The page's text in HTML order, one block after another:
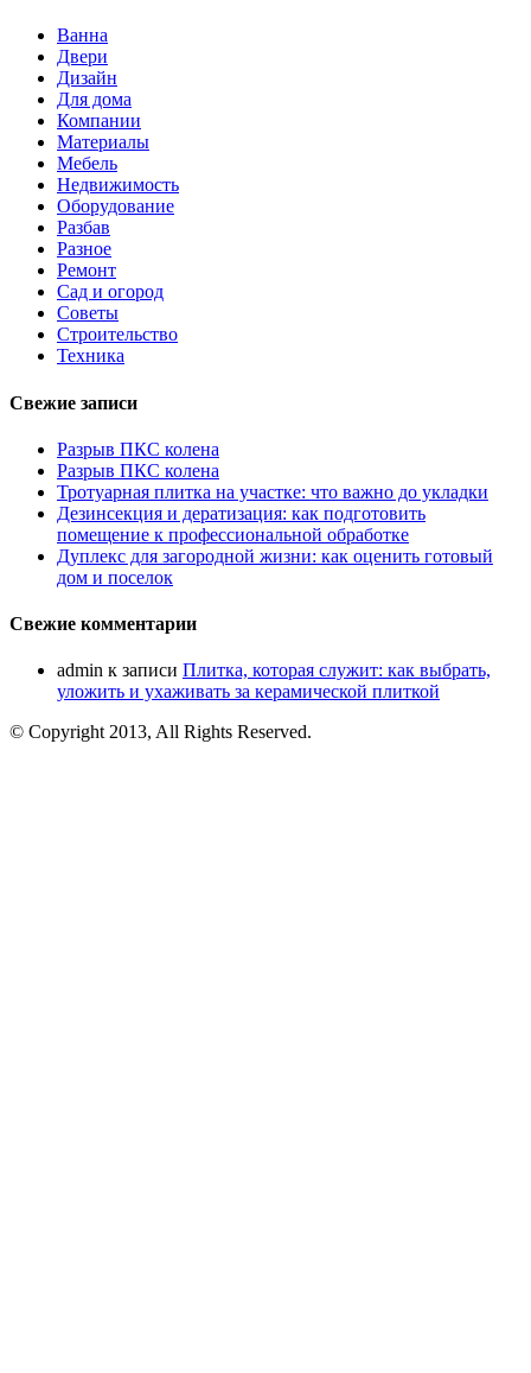
Ванна
Двери
Дизайн
Для дома
Компании
Материалы
Мебель
Недвижимость
Оборудование
Разбав
Разное
Ремонт
Сад и огород
Советы
Строительство
Техника
Свежие записи
Разрыв ПКС колена
Разрыв ПКС колена
Тротуарная плитка на участке: что важно до укладки
Дезинсекция и дератизация: как подготовить
помещение к профессиональной обработке
Дуплекс для загородной жизни: как оценить готовый
дом и поселок
Свежие комментарии
admin к записи Плитка, которая служит: как выбрать,
уложить и ухаживать за керамической плиткой
© Copyright 2013, All Rights Reserved.